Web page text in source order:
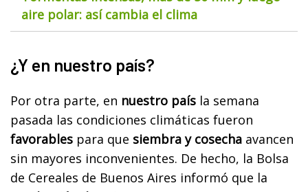
aire polar: así cambia el clima
¿Y en nuestro país?
Por otra parte, en nuestro país la semana
pasada las condiciones climáticas fueron
favorables para que siembra y cosecha avancen
sin mayores inconvenientes. De hecho, la Bolsa
de Cereales de Buenos Aires informó que la